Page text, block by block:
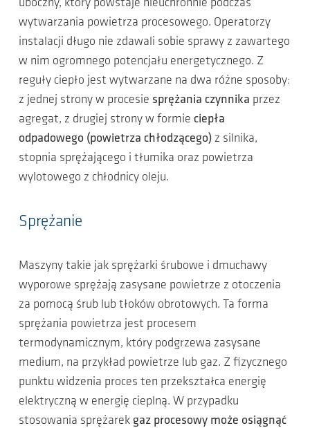
uboczny, który powstaje nieuchronnie podczas
wytwarzania powietrza procesowego. Operatorzy
instalacji długo nie zdawali sobie sprawy z zawartego
w nim ogromnego potencjału energetycznego. Z
reguły ciepło jest wytwarzane na dwa różne sposoby:
z jednej strony w procesie sprężania czynnika przez
agregat, z drugiej strony w formie ciepła
odpadowego (powietrza chłodzącego) z silnika,
stopnia sprężającego i tłumika oraz powietrza
wylotowego z chłodnicy oleju.
Sprężanie
Maszyny takie jak sprężarki śrubowe i dmuchawy
wyporowe sprężają zasysane powietrze z otoczenia
za pomocą śrub lub tłoków obrotowych. Ta forma
sprężania powietrza jest procesem
termodynamicznym, który podgrzewa zasysane
medium, na przykład powietrze lub gaz. Z fizycznego
punktu widzenia proces ten przekształca energię
elektryczną w energię cieplną. W przypadku
stosowania sprężarek gaz procesowy może osiągnąć